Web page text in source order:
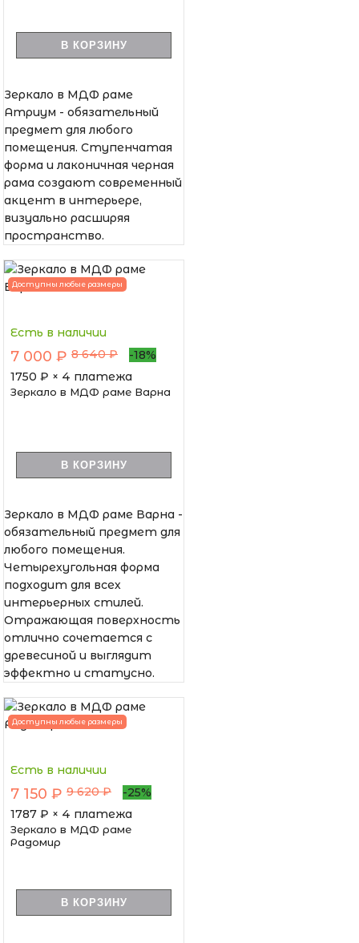
В КОРЗИНУ
Зеркало в МДФ раме
Атриум - обязательный
предмет для любого
помещения. Ступенчатая
форма и лаконичная черная
рама создают современный
акцент в интерьере,
визуально расширяя
пространство.
Доступны любые размеры
Есть в наличии
7 000 ₽ 8 640 ₽
-18%
1750 ₽ × 4 платежа
Зеркало в МДФ раме Варна
В КОРЗИНУ
Зеркало в МДФ раме Варна -
обязательный предмет для
любого помещения.
Четырехугольная форма
подходит для всех
интерьерных стилей.
Отражающая поверхность
отлично сочетается с
древесиной и выглядит
эффектно и статусно.
Доступны любые размеры
Есть в наличии
7 150 ₽ 9 620 ₽
-25%
1787 ₽ × 4 платежа
Зеркало в МДФ раме
Радомир
В КОРЗИНУ